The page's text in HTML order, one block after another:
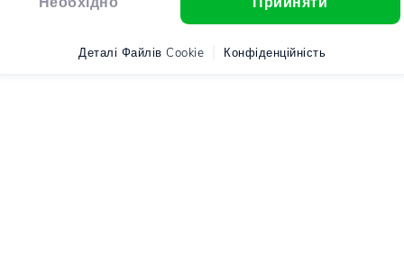
Деталі Файлів Cookie Конфіденційність